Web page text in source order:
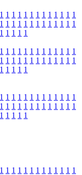
1 1 1 1 1 1 1 1 1 1 1 1 1
1 1 1 1 1 1 1 1 1 1 1 1 1
1 1 1 1 1
1 1 1 1 1 1 1 1 1 1 1 1 1
1 1 1 1 1 1 1 1 1 1 1 1 1
1 1 1 1 1
1 1 1 1 1 1 1 1 1 1 1 1 1
1 1 1 1 1 1 1 1 1 1 1 1 1
1 1 1 1 1
1 1 1 1 1 1 1 1 1 1 1 1 1